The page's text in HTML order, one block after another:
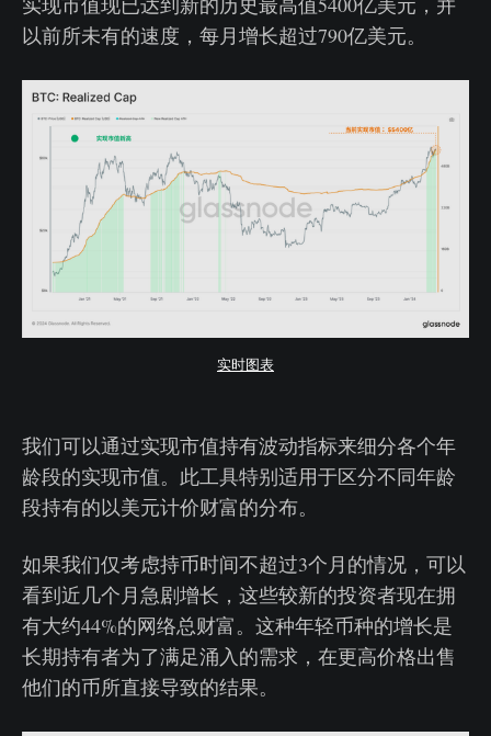
以前所未有的速度，每月增长超过790亿美元。
实时图表
我们可以通过实现市值持有波动指标来细分各个年
龄段的实现市值。此工具特别适用于区分不同年龄
段持有的以美元计价财富的分布。
如果我们仅考虑持币时间不超过3个月的情况，可以
看到近几个月急剧增长，这些较新的投资者现在拥
有大约44%的网络总财富。这种年轻币种的增长是
长期持有者为了满足涌入的需求，在更高价格出售
他们的币所直接导致的结果。